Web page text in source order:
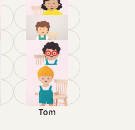
Leyla
Nick
Henry
Tom